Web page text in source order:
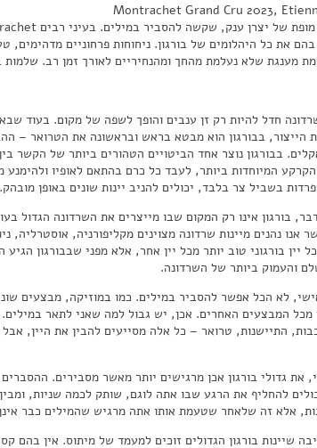
Montrachet Grand Cru 2023,
את כל היהלומים של בורגון. ניחוחות פרחוניים מדהימים,
מענגת שלא נעלמת מהחך ומהנחיריים לאורך זמן רב. שלמות
חדל להיות רק זן ענבים והופך לשפה של מקום. בעוד
הייצור, בבורגון הוא מבטא בראש ובראשונה את הטרואר –
בבורגון נוצר אחד הביטויים הטהורים ביותר של הקשר
המיוחדות ביותר, לעבד כל כרם בהתאם לאופיו
בשביל צר בלבד, יכולים להניב יינות שונים באופן מובהק.
בורגון אינו רק המקום שבו מייצרים את השרדונה
אנו נהנים מיינות שרדונה מצוינים מקליפורניה, אוסטרליה,
יין בורגוני טוב יותר מכל יין אחר, אלא מפני שבבורגון
והעמוק ביותר של השרדונה.
לא הכל אפשר להסביר במילים. כמו במוזיקה, מבצעים
מכל המבצעים האחרים. אכן, יש גבול למה שאני לתאר
התיישנות, טרואר – כל אלה מסייעים להבין את היין,
את גדולי בורגון אכן מרגישים יותר מאשר מסבירים.
להחליף את הרגע שבו אתה לוגם, שותק לכמה שניות,
אלא זה שלאחר שטעמת אותו אתה מרגיש שהמילים כבר
שיינות בורגון הגדולים זוכים למעמד של מיתוס. אין